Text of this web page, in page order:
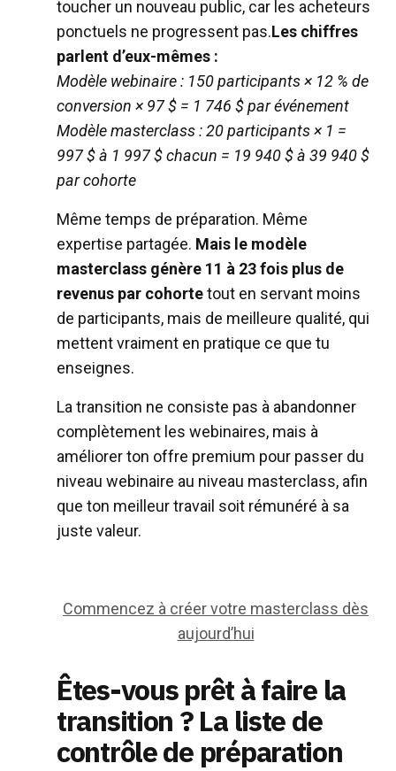
toucher un nouveau public, car les acheteurs
ponctuels ne progressent pas.Les chiffres
parlent d’eux-mêmes :
Modèle webinaire : 150 participants × 12 % de
conversion × 97 $ = 1 746 $ par événement
Modèle masterclass : 20 participants × 1 =
997 $ à 1 997 $ chacun = 19 940 $ à 39 940 $
par cohorte
Même temps de préparation. Même
expertise partagée. Mais le modèle
masterclass génère 11 à 23 fois plus de
revenus par cohortetout en servant moins
de participants, mais de meilleure qualité, qui
mettent vraiment en pratique ce que tu
enseignes.
La transition ne consiste pas à abandonner
complètement les webinaires, mais à
améliorer ton offre premium pour passer du
niveau webinaire au niveau masterclass, afin
que ton meilleur travail soit rémunéré à sa
juste valeur.
Commencez à créer votre masterclass dès
aujourd’hui
Êtes-vous prêt à faire la
transition ? La liste de
contrôle de préparation